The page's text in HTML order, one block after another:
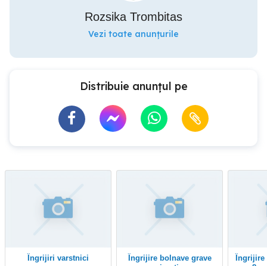
Rozsika Trombitas
Vezi toate anunțurile
Distribuie anunțul pe
îngrijiri varstnici
Îngrijire bătrâni program